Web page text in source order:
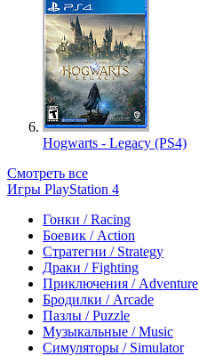
Hogwarts - Legacy (PS4)
Смотреть все
Игры PlayStation 4
Гонки / Racing
Боевик / Action
Стратегии / Strategy
Драки / Fighting
Приключения / Adventure
Бродилки / Arcade
Пазлы / Puzzle
Музыкальные / Music
Симуляторы / Simulator